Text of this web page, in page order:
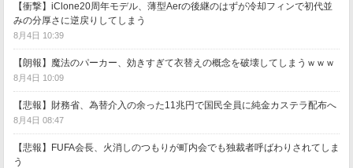
【衝撃】iClone20周年モデル、薄型Aerの後継のはずが冷却フィンで初代並
みの分厚さに逆戻りしてしまう
8月4日 10:39
【朗報】魔法のパーカー、効きすぎて衣替えの概念を破壊してしまうｗｗｗ
8月4日 10:09
【悲報】財務省、為替介入の余った11兆円で国民全員に純金カステラ配布へ
8月4日 08:47
【悲報】FUFA会長、火消しのつもりが町内会でも独裁者呼ばわりされてしま
う